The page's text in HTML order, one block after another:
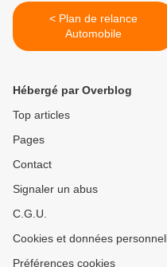
< Plan de relance
Automobile
Hébergé par Overblog
Top articles
Pages
Contact
Signaler un abus
C.G.U.
Cookies et données
Préférences cookies